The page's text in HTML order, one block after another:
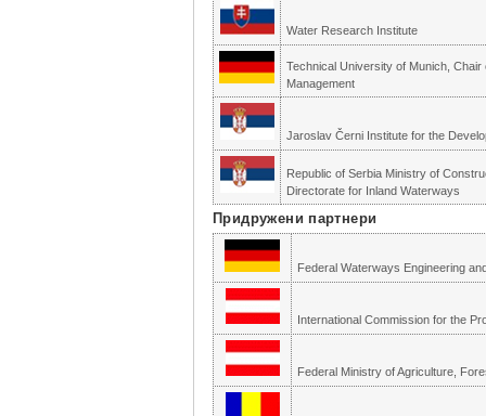
Water Research Institute
Technical University of Munich,
Management
Jaroslav Černi Institute for the
Republic of Serbia Ministry of
Directorate for Inland Waterways
Придружени партнери
Federal Waterways Engineering
International Commission for the
Federal Ministry of Agriculture,